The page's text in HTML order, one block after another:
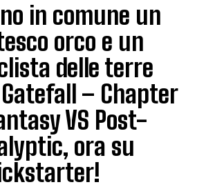
in comune un
orco e un
delle terre
– Chapter
VS Post-
ora su